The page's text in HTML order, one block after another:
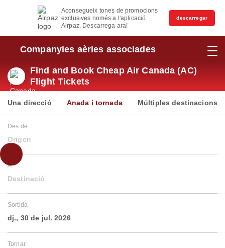
Aconsegueix tones de promocions
exclusives només a l'aplicació
Airpaz. Descarrega ara!
descarregar
Companyies aèries associades
Find and Book Cheap Air Canada (AC)
Flight Tickets
Una direcció Anada i tornada Múltiples destinacions
Des de
Origen
A
Destinació
Sortida
dj., 30 de jul. 2026
Tornar